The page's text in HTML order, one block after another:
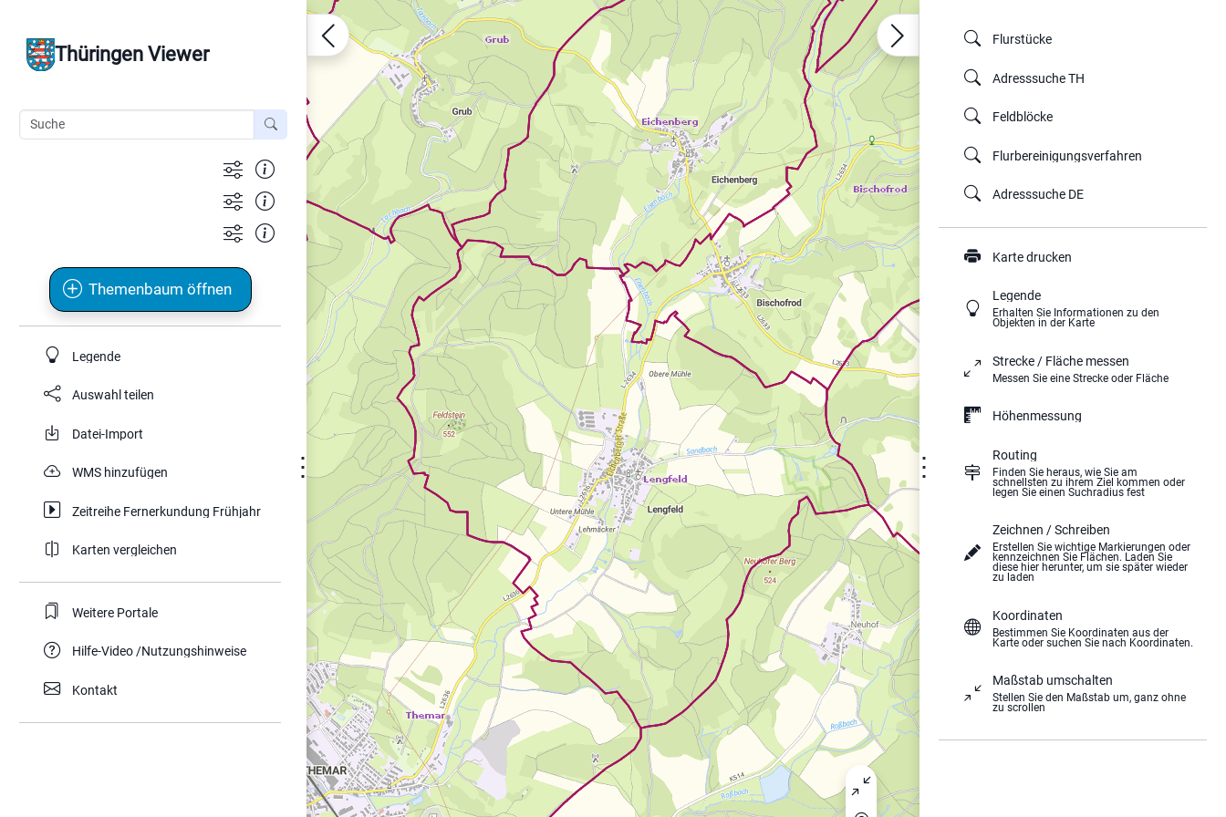
Thüringen Viewer
Themenbaum öffnen
Legende
Auswahl teilen
Datei-Import
WMS hinzufügen
Zeitreihe Fernerkundung Frühjahr
Karten vergleichen
Weitere Portale
Hilfe-Video /Nutzungshinweise
Kontakt
⋮
Flurstücke
Adresssuche TH
Feldblöcke
Flurbereinigungsverfahren
Adresssuche DE
Karte drucken
Legende
Erhalten Sie Informationen zu den
Objekten in der Karte
Strecke / Fläche messen
Messen Sie eine Strecke oder Fläche
Höhenmessung
Routing
Finden Sie heraus, wie Sie am
schnellsten zu ihrem Ziel kommen oder
legen Sie einen Suchradius fest
Zeichnen / Schreiben
Erstellen Sie wichtige Markierungen oder
kennzeichnen Sie Flächen. Laden Sie
diese hier herunter, um sie später wieder
zu laden
Koordinaten
Bestimmen Sie Koordinaten aus der
Karte oder suchen Sie nach Koordinaten.
Maßstab umschalten
Stellen Sie den Maßstab um, ganz ohne
zu scrollen
⋮